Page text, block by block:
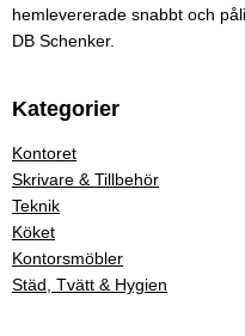
hemlevererade snabbt och
DB Schenker.
Kategorier
Kontoret
Skrivare & Tillbehör
Teknik
Köket
Kontorsmöbler
Städ, Tvätt & Hygien